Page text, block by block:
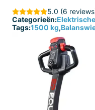
5.0 (6
Categorieën:
Tags:1500 kg,